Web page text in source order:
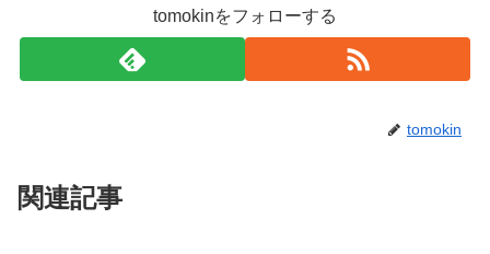
tomokinをフォローする
tomokin
関連記事